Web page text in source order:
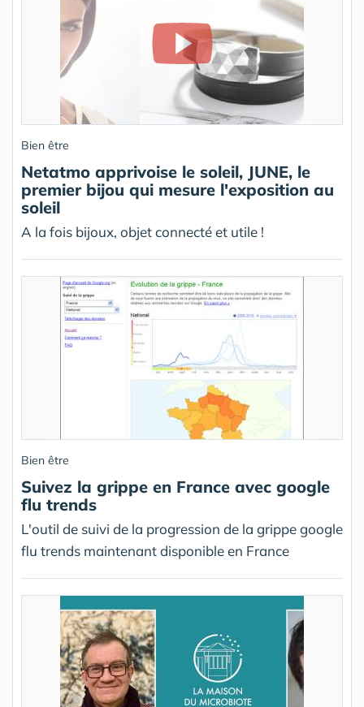
Bien être
Netatmo apprivoise le soleil, JUNE, le
premier bijou qui mesure l'exposition au
soleil
A la fois bijoux, objet connecté et utile !
Bien être
Suivez la grippe en France avec google
flu trends
L'outil de suivi de la progression de la grippe google
flu trends maintenant disponible en France